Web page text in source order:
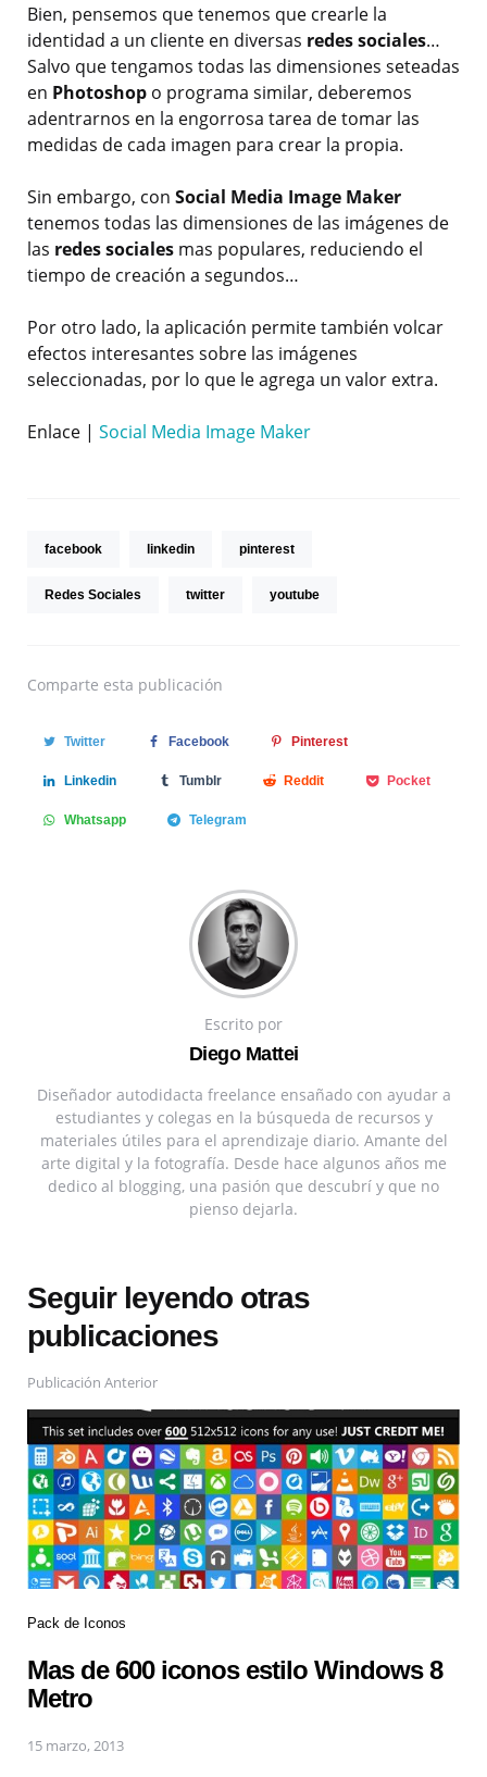
Bien, pensemos que tenemos que crearle la
identidad a un cliente en diversas redes sociales…
Salvo que tengamos todas las dimensiones seteadas
en Photoshop o programa similar, deberemos
adentrarnos en la engorrosa tarea de tomar las
medidas de cada imagen para crear la propia.
Sin embargo, con Social Media Image Maker
tenemos todas las dimensiones de las imágenes de
las redes sociales mas populares, reduciendo el
tiempo de creación a segundos…
Por otro lado, la aplicación permite también volcar
efectos interesantes sobre las imágenes
seleccionadas, por lo que le agrega un valor extra.
Enlace | Social Media Image Maker
facebook linkedin pinterest
Redes Sociales twitter youtube
Comparte esta publicación
Twitter Facebook Pinterest
Linkedin Tumblr Reddit Pocket
Whatsapp Telegram
Escrito por
Diego Mattei
Diseñador autodidacta freelance ensañado con ayudar a
estudiantes y colegas en la búsqueda de recursos y
materiales útiles para el aprendizaje diario. Amante del
arte digital y la fotografía. Desde hace algunos años me
dedico al blogging, una pasión que descubrí y que no
pienso dejarla.
Seguir leyendo otras
publicaciones
Publicación Anterior
Pack de Iconos
Mas de 600 iconos estilo Windows 8
Metro
15 marzo, 2013